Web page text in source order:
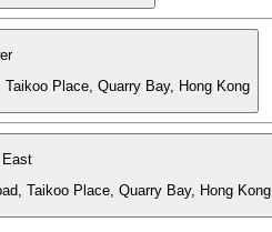
Place, Quarry Bay, Hong Kong
Taikoo Place, Quarry Bay, Hong Kong